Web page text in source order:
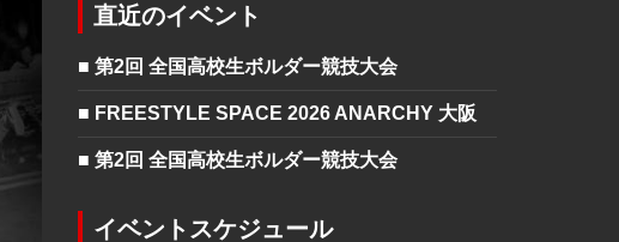
直近のイベント
■ 第2回 全国高校生ボルダー競技大会
■ FREESTYLE SPACE 2026 ANARCHY 大阪
■ 第2回 全国高校生ボルダー競技大会
イベントスケジュール